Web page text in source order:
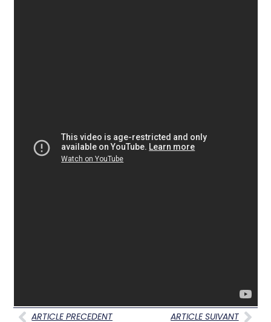
ARTICLE PRECEDENT ARTICLE SUIVANT